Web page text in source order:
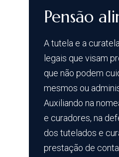
Pensão
A tutela e a
legais que visam
que não podem
mesmos ou
Auxiliando na
e curadores, na
dos tutelados e
prestação de